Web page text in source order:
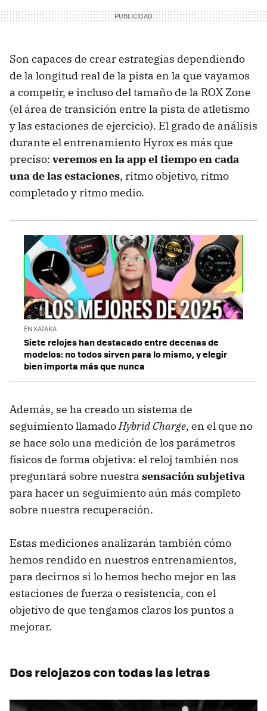
Son capaces de crear estrategias dependiendo
de la longitud real de la pista en la que vayamos
a competir, e incluso del tamaño de la ROX Zone
(el área de transición entre la pista de atletismo
y las estaciones de ejercicio). El grado de análisis
durante el entrenamiento Hyrox es más que
preciso: veremos en la app el tiempo en cada
una de las estaciones, ritmo objetivo, ritmo
completado y ritmo medio.
EN XATAKA
Siete relojes han destacado entre decenas de
modelos: no todos sirven para lo mismo, y elegir
bien importa más que nunca
Además, se ha creado un sistema de
seguimiento llamadoHybrid Charge, en el que no
se hace solo una medición de los parámetros
físicos de forma objetiva: el reloj también nos
preguntará sobre nuestra sensación subjetiva
para hacer un seguimiento aún más completo
sobre nuestra recuperación.
Estas mediciones analizarán también cómo
hemos rendido en nuestros entrenamientos,
para decirnos si lo hemos hecho mejor en las
estaciones de fuerza o resistencia, con el
objetivo de que tengamos claros los puntos a
mejorar.
Dos relojazos con todas las letras